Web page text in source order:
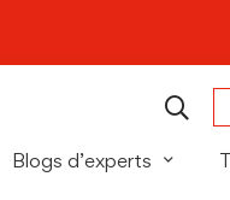
Blogs d’experts